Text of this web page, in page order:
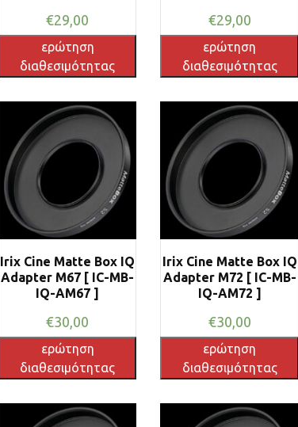
€29,00
ερώτηση
διαθεσιμότητας
€29,00
ερώτηση
διαθεσιμότητας
Irix Cine Matte Box IQ
Adapter M67 [ IC-MB-
IQ-AM67 ]
€30,00
ερώτηση
διαθεσιμότητας
Irix Cine Matte Box IQ
Adapter M72 [ IC-MB-
IQ-AM72 ]
€30,00
ερώτηση
διαθεσιμότητας